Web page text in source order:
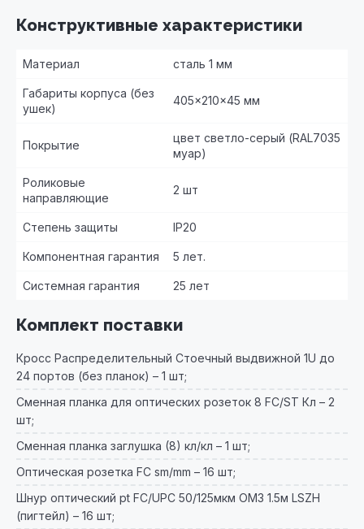
Конструктивные характеристики
Материал сталь 1 мм
Габариты корпуса (без
ушек)
405×210×45 мм
Покрытие
цвет светло-серый (RAL7035
муар)
Роликовые
направляющие
2 шт
Степень защиты IP20
Компонентная гарантия 5 лет.
Системная гарантия 25 лет
Комплект поставки
Кросс Распределительный Стоечный выдвижной 1U до
24 портов (без планок) – 1 шт;
Сменная планка для оптических розеток 8 FC/ST Кл – 2
шт;
Сменная планка заглушка (8) кл/кл – 1 шт;
Оптическая розетка FC sm/mm – 16 шт;
Шнур оптический pt FC/UPC 50/125мкм OM3 1.5м LSZH
(пигтейл) – 16 шт;